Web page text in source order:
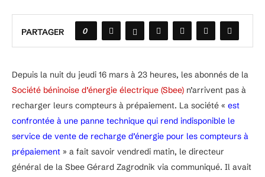
PARTAGER 0
Depuis la nuit du jeudi 16 mars à 23 heures, les abonnés de la
Société béninoise d’énergie électrique (Sbee) n’arrivent pas à
recharger leurs compteurs à prépaiement. La société « est
confrontée à une panne technique qui rend indisponible le
service de vente de recharge d’énergie pour les compteurs à
prépaiement » a fait savoir vendredi matin, le directeur
général de la Sbee Gérard Zagrodnik via communiqué. Il avait